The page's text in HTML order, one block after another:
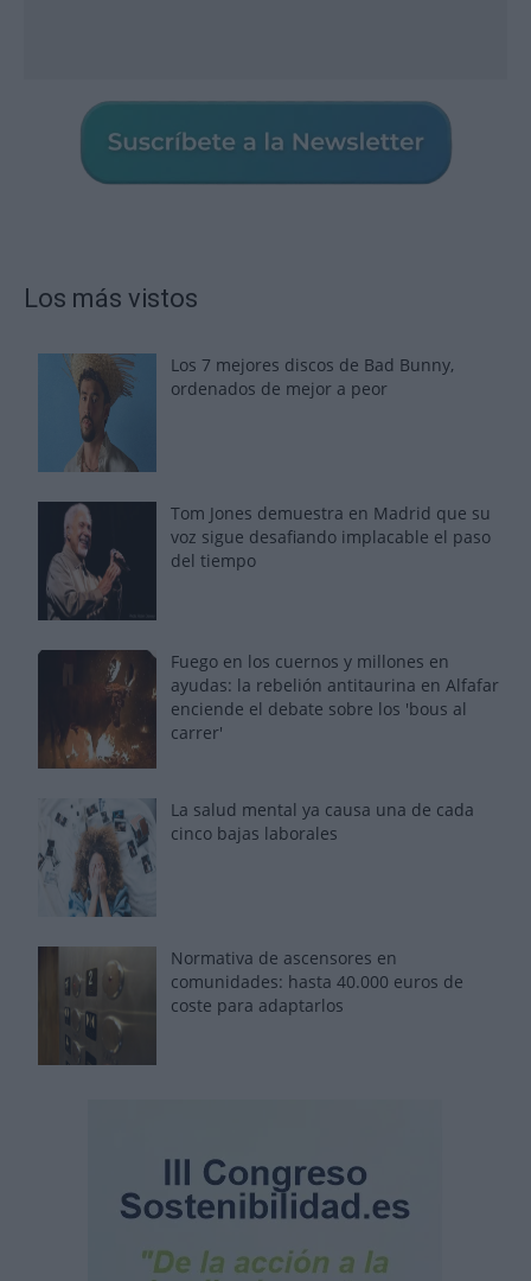
Los más vistos
Los 7 mejores discos de Bad Bunny,
ordenados de mejor a peor
Tom Jones demuestra en Madrid que su
voz sigue desafiando implacable el paso
del tiempo
Fuego en los cuernos y millones en
ayudas: la rebelión antitaurina en Alfafar
enciende el debate sobre los 'bous al
carrer'
La salud mental ya causa una de cada
cinco bajas laborales
Normativa de ascensores en
comunidades: hasta 40.000 euros de
coste para adaptarlos